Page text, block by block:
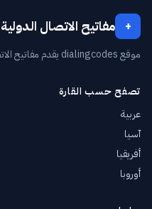
+ مفاتيح الاتصال الدولية
موقع dialingcodes يقدم مفاتيح الاتصال الدولية ومعلومات الدول مجاناً.
تصفح حسب القارة
عربية
آسيا
أفريقيا
أوروبا